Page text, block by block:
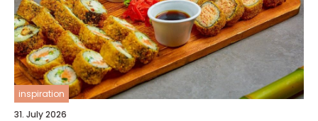
inspiration
31. July 2026